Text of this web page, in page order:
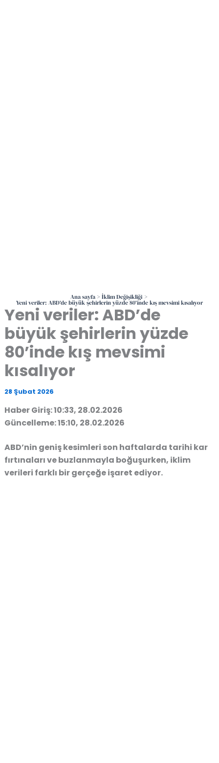
Ana sayfa İklim Değişikliği
Yeni veriler: ABD’de büyük şehirlerin yüzde 80’inde kış mevsimi kısalıyor
Yeni veriler: ABD’de
büyük şehirlerin yüzde
80’inde kış mevsimi
kısalıyor
28 Şubat 2026
Haber Giriş: 10:33, 28.02.2026
Güncelleme: 15:10, 28.02.2026
ABD’nin geniş kesimleri son haftalarda tarihi kar
fırtınaları ve buzlanmayla boğuşurken, iklim
verileri farklı bir gerçeğe işaret ediyor.